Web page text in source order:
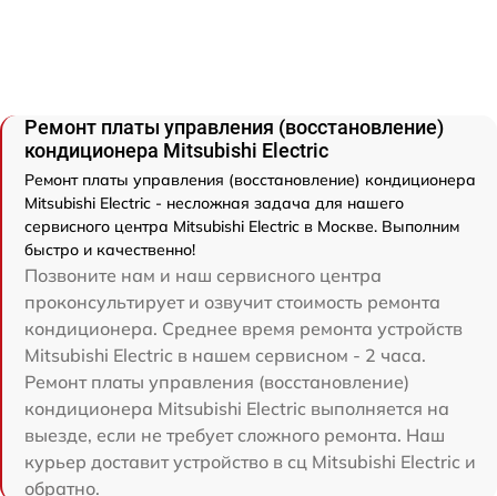
Ремонт платы управления (восстановление)
кондиционера Mitsubishi Electric
Ремонт платы управления (восстановление) кондиционера
Mitsubishi Electric - несложная задача для нашего
сервисного центра Mitsubishi Electric в Москве. Выполним
быстро и качественно!
Позвоните нам и наш сервисного центра
проконсультирует и озвучит стоимость ремонта
кондиционера. Среднее время ремонта устройств
Mitsubishi Electric в нашем сервисном - 2 часа.
Ремонт платы управления (восстановление)
кондиционера Mitsubishi Electric выполняется на
выезде, если не требует сложного ремонта. Наш
курьер доставит устройство в сц Mitsubishi Electric и
обратно.